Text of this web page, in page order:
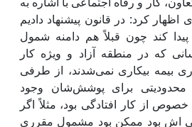
اظهار کرد: در قانون پیشنهاد دادیم
کند چون قبلاً هم دامنه شمول
که در منطقه آزاد و ویژه کار
بیمه بیکاری نمی‌شدند، از طرفی
محدودیتی برای پوشش‌شان وجود
از کار افتادگی بود، مثلاً اگر
اش بود ممکن بود مشمول مقرری